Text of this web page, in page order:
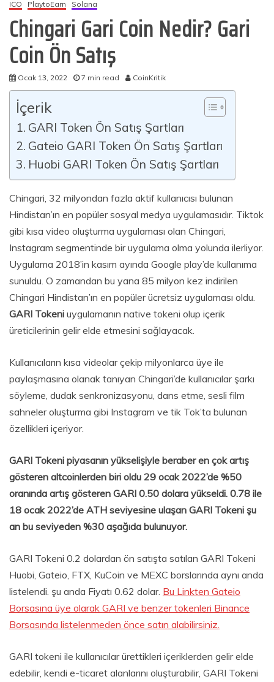
ICO PlaytoEarn Solana
Chingari Gari Coin Nedir? Gari
Coin Ön Satış
Ocak 13, 2022 7 min read CoinKritik
İçerik
GARI Token Ön Satış Şartları
Gateio GARI Token Ön Satış Şartları
Huobi GARI Token Ön Satış Şartları
Chingari, 32 milyondan fazla aktif kullanıcısı bulunan
Hindistan’ın en popüler sosyal medya uygulamasıdır. Tiktok
gibi kısa video oluşturma uygulaması olan Chingari,
Instagram segmentinde bir uygulama olma yolunda ilerliyor.
Uygulama 2018’in kasım ayında Google play’de kullanıma
sunuldu. O zamandan bu yana 85 milyon kez indirilen
Chingari Hindistan’ın en popüler ücretsiz uygulaması oldu.
GARI Tokeni uygulamanın native tokeni olup içerik
üreticilerinin gelir elde etmesini sağlayacak.
Kullanıcıların kısa videolar çekip milyonlarca üye ile
paylaşmasına olanak tanıyan Chingari’de kullanıcılar şarkı
söyleme, dudak senkronizasyonu, dans etme, sesli film
sahneler oluşturma gibi Instagram ve tik Tok’ta bulunan
özellikleri içeriyor.
GARI Tokeni piyasanın yükselişiyle beraber en çok artış
gösteren altcoinlerden biri oldu 29 ocak 2022’de %50
oranında artış gösteren GARI 0.50 dolara yükseldi. 0.78 ile
18 ocak 2022’de ATH seviyesine ulaşan GARI Tokeni şu
an bu seviyeden %30 aşağıda bulunuyor.
GARI Tokeni 0.2 dolardan ön satışta satılan GARI Tokeni
Huobi, Gateio, FTX, KuCoin ve MEXC borslarında aynı anda
listelendi. şu anda Fiyatı 0.62 dolar. Bu Linkten Gateio
Borsasına üye olarak GARI ve benzer tokenleri Binance
Borsasında listelenmeden önce satın alabilirsiniz.
GARI tokeni ile kullanıcılar ürettikleri içeriklerden gelir elde
edebilir, kendi e-ticaret alanlarını oluşturabilir, GARI Tokeni